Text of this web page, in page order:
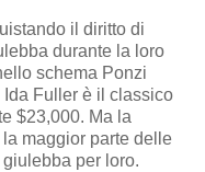
il diritto di
durante la loro
schema Ponzi
Fuller è il classico
$23,000. Ma la
maggior parte delle
per loro.